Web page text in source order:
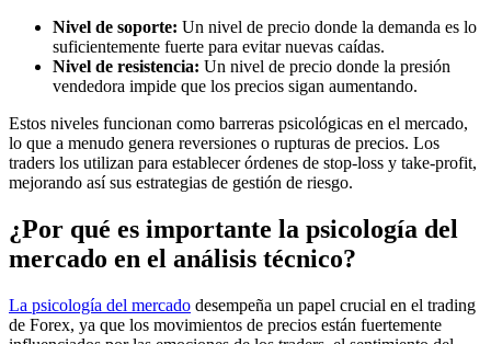
Nivel de soporte: Un nivel de precio donde la demanda es lo
suficientemente fuerte para evitar nuevas caídas.
Nivel de resistencia: Un nivel de precio donde la presión
vendedora impide que los precios sigan aumentando.
Estos niveles funcionan como barreras psicológicas en el mercado,
lo que a menudo genera reversiones o rupturas de precios. Los
traders los utilizan para establecer órdenes de stop-loss y take-profit,
mejorando así sus estrategias de gestión de riesgo.
¿Por qué es importante la psicología del
mercado en el análisis técnico?
La psicología del mercado desempeña un papel crucial en el trading
de Forex, ya que los movimientos de precios están fuertemente